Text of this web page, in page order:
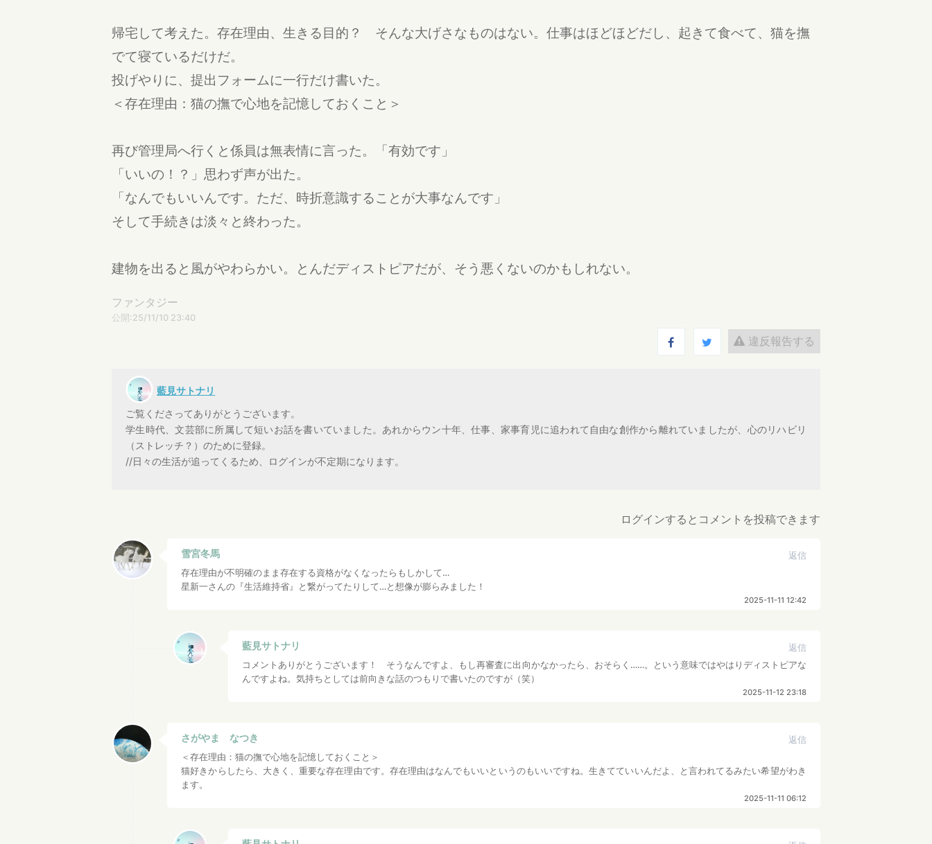
帰宅して考えた。存在理由、生きる目的？ そんな大げさなものはない。仕事はほどほどだし、起きて食べて、猫を撫
でて寝ているだけだ。
投げやりに、提出フォームに一行だけ書いた。
＜存在理由：猫の撫で心地を記憶しておくこと＞
再び管理局へ行くと係員は無表情に言った。「有効です」
「いいの！？」思わず声が出た。
「なんでもいいんです。ただ、時折意識することが大事なんです」
そして手続きは淡々と終わった。
建物を出ると風がやわらかい。とんだディストピアだが、そう悪くないのかもしれない。
ファンタジー
公開:25/11/10 23:40
違反報告する
藍見サトナリ
ご覧くださってありがとうございます。
学生時代、文芸部に所属して短いお話を書いていました。あれからウン十年、仕事、家事育児に追われて自由な創作から離れていましたが、心のリハビリ
（ストレッチ？）のために登録。
//日々の生活が追ってくるため、ログインが不定期になります。
ログインするとコメントを投稿できます
雪宮冬馬
返信
存在理由が不明確のまま存在する資格がなくなったらもしかして…
星新一さんの『生活維持省』と繋がってたりして…と想像が膨らみました！
2025-11-11 12:42
藍見サトナリ
返信
コメントありがとうございます！ そうなんですよ、もし再審査に出向かなかったら、おそらく……。という意味ではやはりディストピアな
んですよね。気持ちとしては前向きな話のつもりで書いたのですが（笑）
2025-11-12 23:18
さがやま なつき
返信
＜存在理由：猫の撫で心地を記憶しておくこと＞
猫好きからしたら、大きく、重要な存在理由です。存在理由はなんでもいいというのもいいですね。生きてていいんだよ、と言われてるみたい希望がわき
ます。
2025-11-11 06:12